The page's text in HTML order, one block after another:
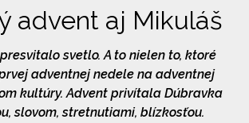
advent aj Mikuláš
svetlo. A to nielen to, ktoré
adventnej nedele na adventnej
kultúry. Advent privítala Dúbravka
slovom, stretnutiami, blízkosťou.